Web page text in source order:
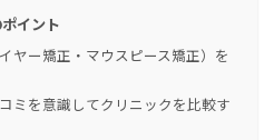
イント
ヤー矯正・マウスピース矯正）を
ミを意識してクリニックを比較す